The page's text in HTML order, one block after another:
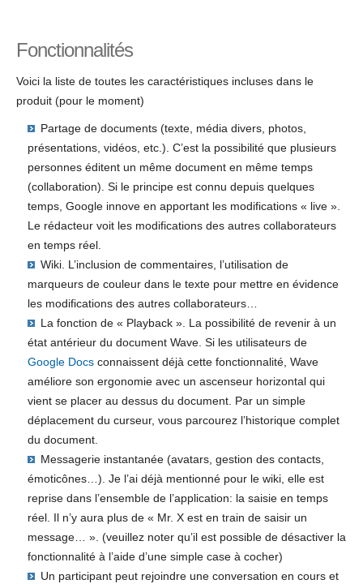
Fonctionnalités
Voici la liste de toutes les caractéristiques incluses dans le
produit (pour le moment)
Partage de documents (texte, média divers, photos,
présentations, vidéos, etc.). C’est la possibilité que plusieurs
personnes éditent un même document en même temps
(collaboration). Si le principe est connu depuis quelques
temps, Google innove en apportant les modifications « live ».
Le rédacteur voit les modifications des autres collaborateurs
en temps réel.
Wiki. L’inclusion de commentaires, l’utilisation de
marqueurs de couleur dans le texte pour mettre en évidence
les modifications des autres collaborateurs…
La fonction de « Playback ». La possibilité de revenir à un
état antérieur du document Wave. Si les utilisateurs de
Google Docsconnaissent déjà cette fonctionnalité, Wave
améliore son ergonomie avec un ascenseur horizontal qui
vient se placer au dessus du document. Par un simple
déplacement du curseur, vous parcourez l’historique complet
du document.
Messagerie instantanée (avatars, gestion des contacts,
émoticônes…). Je l’ai déjà mentionné pour le wiki, elle est
reprise dans l’ensemble de l’application: la saisie en temps
réel. Il n’y aura plus de « Mr. X est en train de saisir un
message… ». (veuillez noter qu’il est possible de désactiver la
fonctionnalité à l’aide d’une simple case à cocher)
Un participant peut rejoindre une conversation en cours et